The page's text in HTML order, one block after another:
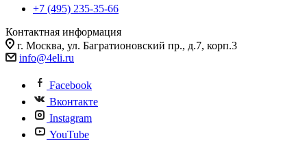
+7 (495) 235-35-66
Контактная информация
г. Москва, ул. Багратионовский пр., д.7, корп.3
info@4eli.ru
Facebook
Вконтакте
Instagram
YouTube